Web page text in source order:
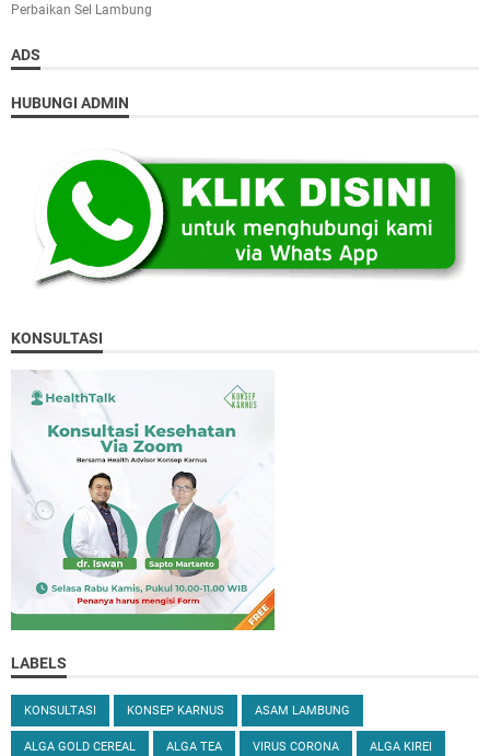
Perbaikan Sel Lambung
ADS
HUBUNGI ADMIN
KONSULTASI
LABELS
KONSULTASI KONSEP KARNUS ASAM LAMBUNG
ALGA GOLD CEREAL ALGA TEA VIRUS CORONA ALGA KIREI